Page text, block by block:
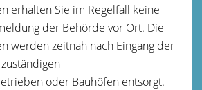
erhalten Sie im Regelfall keine
der Behörde vor Ort. Die
werden zeitnah nach Eingang der
oder Bauhöfen entsorgt.